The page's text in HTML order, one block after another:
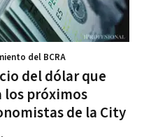
del dólar que
los próximos
de la City
del BCRA